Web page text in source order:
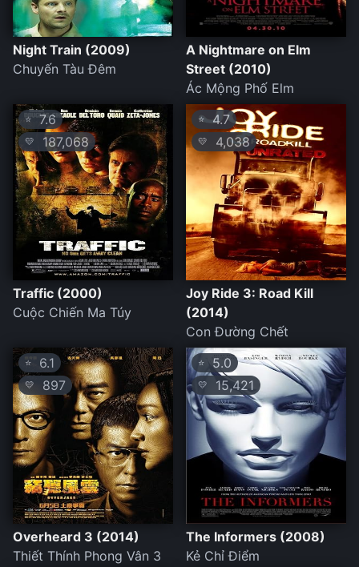
Night Train (2009)
Chuyến Tàu Đêm
A Nightmare on Elm
Street (2010)
Ác Mộng Phố Elm
⭐7.6
💛 187,068
Traffic (2000)
Cuộc Chiến Ma Túy
⭐4.7
💛 4,038
Joy Ride 3: Road Kill
(2014)
Con Đường Chết
⭐ 6.1
💛 897
Overheard 3 (2014)
Thiết Thính Phong Vân 3
⭐ 5.0
💛 15,421
The Informers (2008)
Kẻ Chỉ Điểm